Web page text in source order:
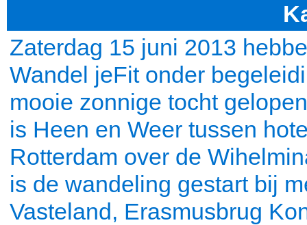
Zaterdag 15 juni 2013
Wandel jeFit onder
mooie zonnige tocht
is Heen en Weer tussen
Rotterdam over de
is de wandeling gestart bij
Vasteland, Erasmusbrug